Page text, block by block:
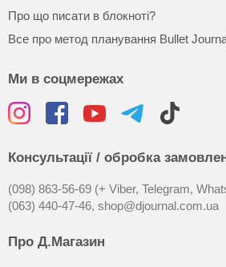
Про що писати в блокноті?
Все про метод планування Bullet
Ми в соцмережах
Консультації / обробка
(098) 863-56-69 (+ Viber, Telegram,
(063) 440-47-46, shop@djournal.com.ua
Про Д.Магазин